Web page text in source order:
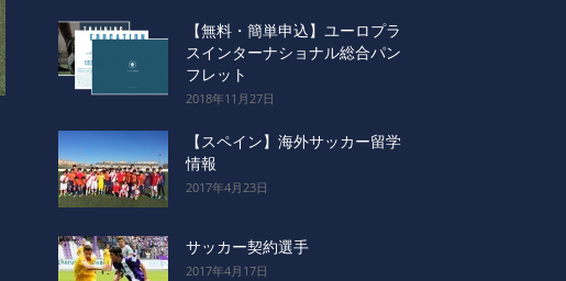
【無料・簡単申込】ユーロプラ
スインターナショナル総合パン
フレット
2018年11月27日
【スペイン】海外サッカー留学
情報
2017年4月23日
サッカー契約選手
2017年4月17日